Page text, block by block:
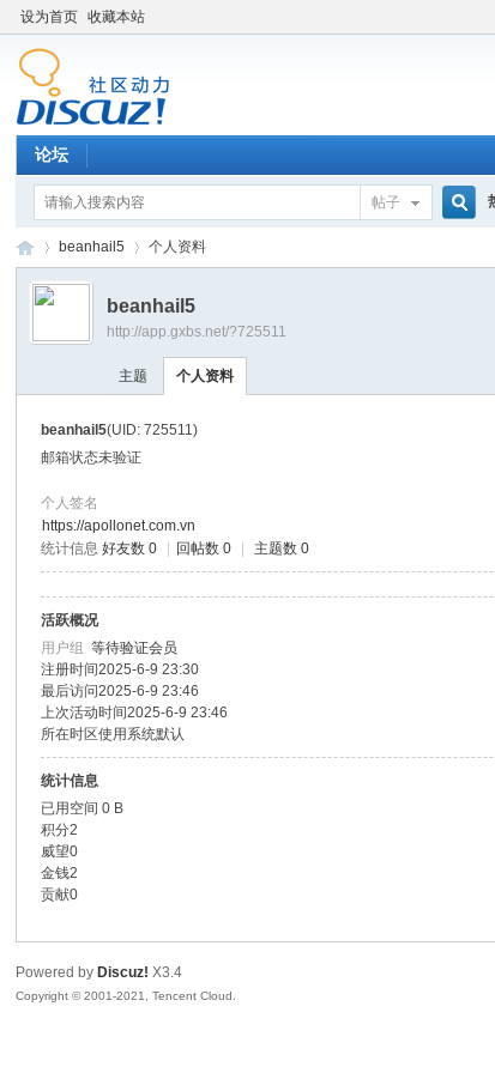
设为首页 收藏本站
论坛
帖子
›
beanhail5 个人资料
beanhail5
http://app.gxbs.net/?725511
主题 个人资料
beanhail5(UID: 725511)
邮箱状态未验证
个人签名
https://apollonet.com.vn
统计信息 好友数 0 回帖数 0 主题数 0
活跃概况
用户组等待验证会员
注册时间2025-6-9 23:30
最后访问2025-6-9 23:46
上次活动时间2025-6-9 23:46
所在时区使用系统默认
统计信息
已用空间 0 B
积分2
威望0
金钱2
贡献0
Powered by Discuz! X3.4
Copyright © 2001-2021, Tencent Cloud.